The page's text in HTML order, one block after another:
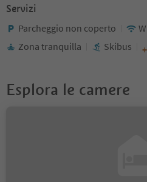
Servizi
Parcheggio non coperto
Zona tranquilla
Skibus
Esplora le camere